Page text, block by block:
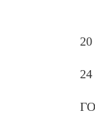
20
24